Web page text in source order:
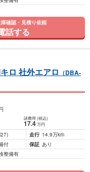
確認・見積り依頼
話する
ロ 社外エアロ （DBA-
諸費用 (税込)
17.4 万円
走行 14.9万km
付 保証 あり
整備有